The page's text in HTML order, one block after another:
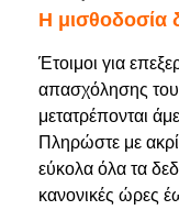
Η μισθοδοσία
Έτοιμοι για
απασχόλησης
μετατρέπονται
Πληρώστε με
εύκολα όλα τα
κανονικές ώρες